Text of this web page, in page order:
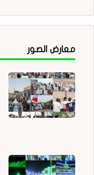
معارض الصور